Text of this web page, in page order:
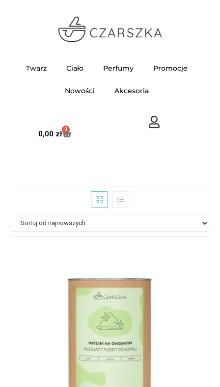
Twarz Ciało Perfumy Promocje
Nowości Akcesoria
0,00 zł 0